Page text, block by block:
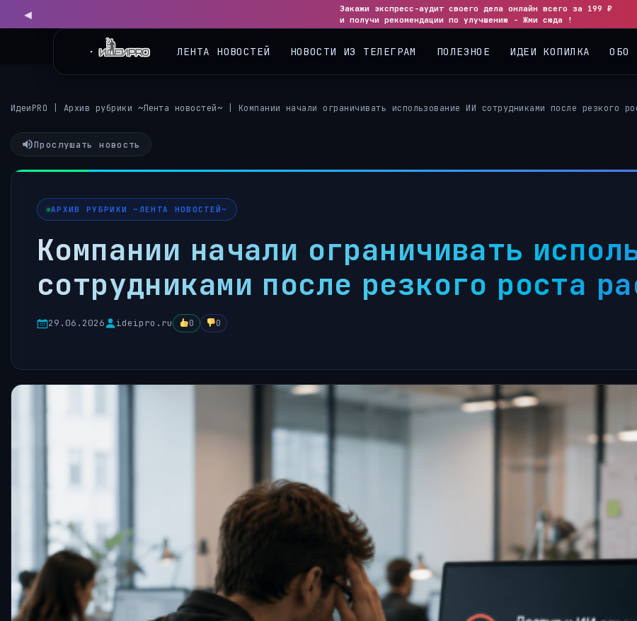
◀
Закажи экспресс-аудит своего дела онлайн всего за 199 ₽
и получи рекомендации по улучшению - Жми сюда !
▶
ИдеиPRO Архив рубрики ~Лента новостей~ Компании начали ограничивать использование ИИ сотрудниками после резкого
Прослушать новость
АРХИВ РУБРИКИ ~ЛЕНТА НОВОСТЕЙ~
Компании начали ограничивать
сотрудниками после резкого роста
29.06.2026 ideipro.ru 0 0